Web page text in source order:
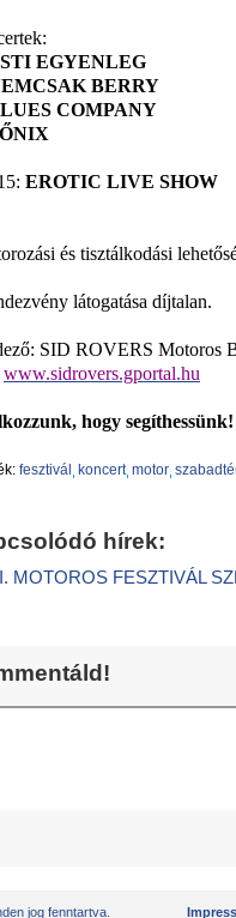
EGYENLEG
BERRY
COMPANY
ŐNIX
EROTIC LIVE SHOW
és tisztálkodási lehető
látogatása díjtalan.
ő: SID ROVERS Motoros
www.sidrovers.gportal.hu
hogy segíthessünk!
fesztivál koncert motor
hírek:
MOTOROS FESZTIVÁL
jog fenntartva.